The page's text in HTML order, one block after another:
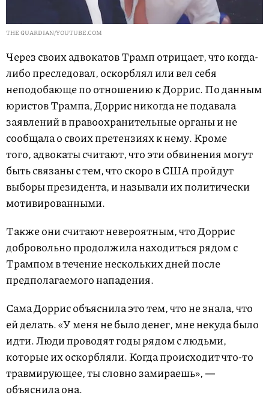
THE GUARDIAN/YOUTUBE.COM
Через своих адвокатов Трамп отрицает, что когда-
либо преследовал, оскорблял или вел себя
неподобающе по отношению к Доррис. По данным
юристов Трампа, Доррис никогда не подавала
заявлений в правоохранительные органы и не
сообщала о своих претензиях к нему. Кроме
того, адвокаты считают, что эти обвинения могут
быть связаны с тем, что скоро в США пройдут
выборы президента, и называли их политически
мотивированными.
Также они считают невероятным, что Доррис
добровольно продолжила находиться рядом с
Трампом в течение нескольких дней после
предполагаемого нападения.
Сама Доррис объяснила это тем, что не знала, что
ей делать. «У меня не было денег, мне некуда было
идти. Люди проводят годы рядом с людьми,
которые их оскорбляли. Когда происходит что-то
травмирующее, ты словно замираешь», —
объяснила она.